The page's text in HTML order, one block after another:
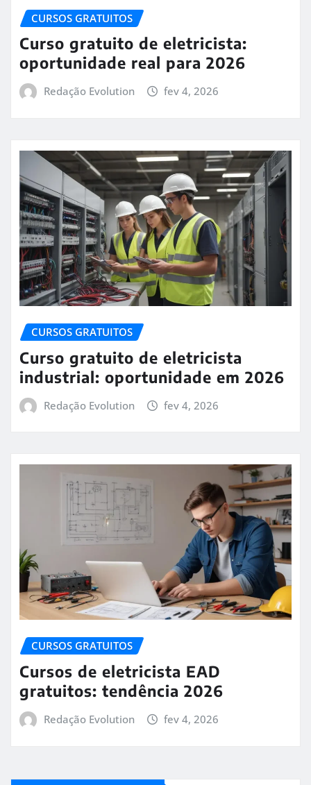
CURSOS GRATUITOS
Curso gratuito de eletricista:
oportunidade real para 2026
Redação Evolution fev 4, 2026
CURSOS GRATUITOS
Curso gratuito de eletricista
industrial: oportunidade em 2026
Redação Evolution fev 4, 2026
CURSOS GRATUITOS
Cursos de eletricista EAD
gratuitos: tendência 2026
Redação Evolution fev 4, 2026